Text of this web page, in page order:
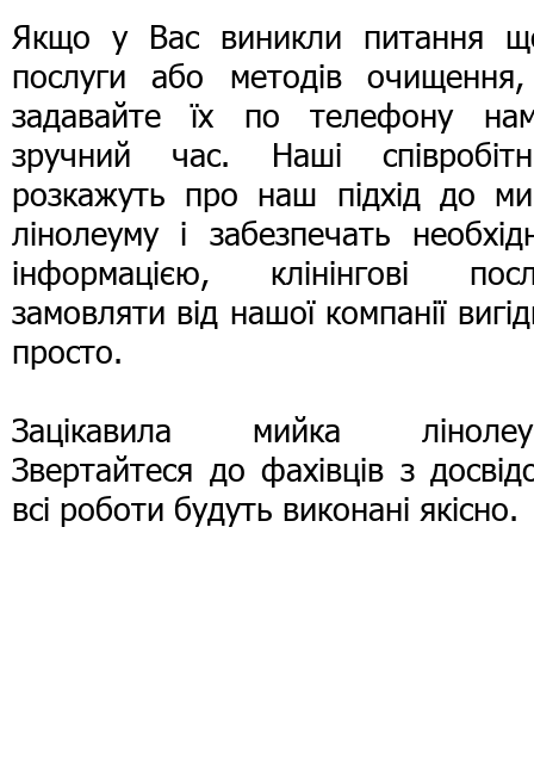
Якщо у Вас виникли питання
послуги або методів
задавайте їх по телефону
зручний час. Наші
розкажуть про наш підхід до
лінолеуму і забезпечать
інформацією, клінінгові
замовляти від нашої компанії
просто.
Зацікавила мийка
Звертайтеся до фахівців з
всі роботи будуть виконані якісно.